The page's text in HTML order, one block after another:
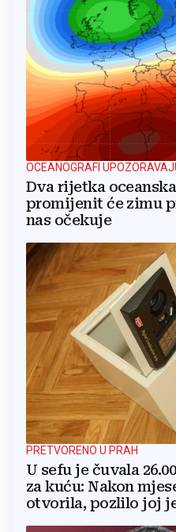
OCEANOGRAFI
Dva rijetka
promijenit će zimu
nas očekuje
PRETVORENO U PRAH
U sefu je čuvala
za kuću: Nakon
otvorila, pozlilo joj